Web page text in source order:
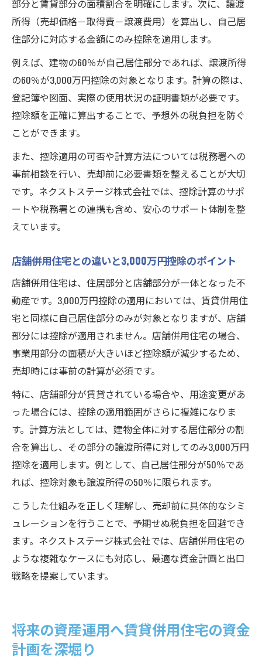
部分と賃貸部分の面積割合を明確にします。次に、譲渡
所得（売却価格－取得費－譲渡費用）を算出し、自己居
住部分に対応する金額にのみ控除を適用します。
例えば、建物の60％が自己居住部分であれば、譲渡所得
の60％が3,000万円控除の対象となります。計算の際は、
登記簿や図面、実際の使用状況の証明書類が必要です。
控除額を正確に算出することで、予想外の税負担を防ぐ
ことができます。
また、控除適用の可否や計算方法については税務署への
事前相談を行い、売却前に必要書類を整えることが大切
です。ネクストステージ株式会社では、控除計算のサポ
ートや税務署との連携も含め、安心のサポート体制を整
えています。
店舗併用住宅との違いと3,000万円控除のポイント
店舗併用住宅は、住居部分と店舗部分が一体となった不
動産です。3,000万円控除の適用においては、賃貸併用住
宅と同様に自己居住部分のみが対象となりますが、店舗
部分には控除が適用されません。店舗併用住宅の場合、
事業用部分の面積が大きいほど控除額が減少するため、
売却時には事前の計算が必須です。
特に、店舗部分が賃貸されている場合や、用途変更があ
った場合には、控除の適用範囲がさらに複雑になりま
す。計算方法としては、建物全体に対する居住部分の割
合を算出し、その部分の譲渡所得に対してのみ3,000万円
控除を適用します。例として、自己居住部分が50％であ
れば、控除対象も譲渡所得の50％に限られます。
こうした仕組みを正しく理解し、売却前に具体的なシミ
ュレーションを行うことで、予期せぬ税負担を回避でき
ます。ネクストステージ株式会社では、店舗併用住宅の
ような複雑なケースにも対応し、最適な資金計画と出口
戦略を提案しています。
将来の資産運用へ賃貸併用住宅の資金
計画を深堀り